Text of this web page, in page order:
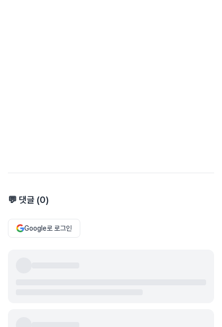
💬 댓글 (0)
Google로 로그인